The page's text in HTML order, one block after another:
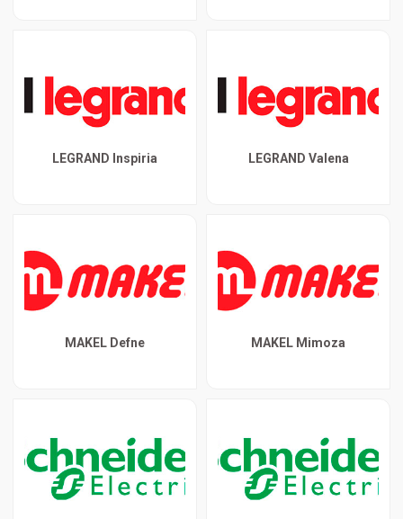
LEGRAND Inspiria LEGRAND Valena
MAKEL Defne MAKEL Mimoza